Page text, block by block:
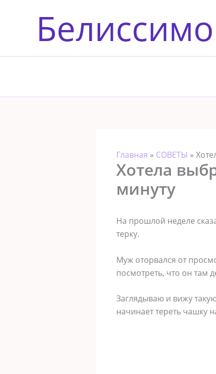
содержимомуБелиссимо
Главная » СОВЕТЫ »
Хотела
минуту
На прошлой неделе
терку.
Муж оторвался от
посмотреть, что он там
Заглядываю и вижу
начинает тереть чашку